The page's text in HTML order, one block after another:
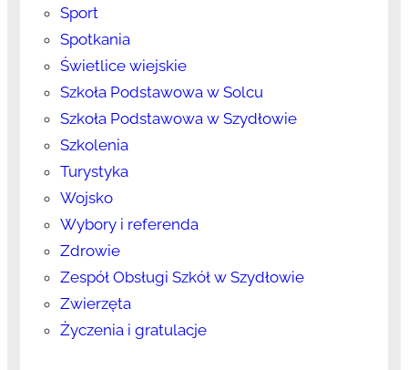
Sport
Spotkania
Świetlice wiejskie
Szkoła Podstawowa w Solcu
Szkoła Podstawowa w Szydłowie
Szkolenia
Turystyka
Wojsko
Wybory i referenda
Zdrowie
Zespół Obsługi Szkół w Szydłowie
Zwierzęta
Życzenia i gratulacje